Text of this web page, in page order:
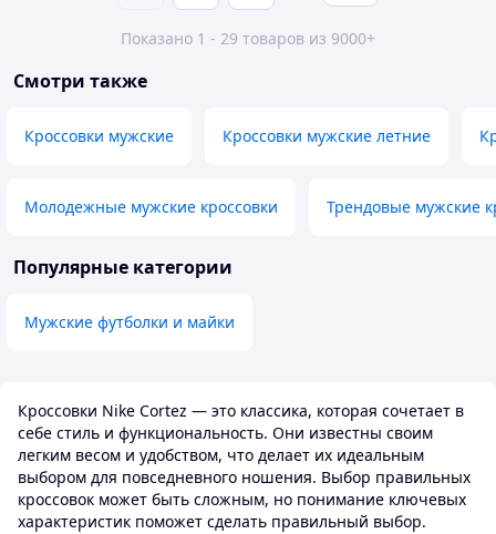
Кроссовки Nike Cortez — это классика, которая сочетает в
себе стиль и функциональность. Они известны своим
легким весом и удобством, что делает их идеальным
выбором для повседневного ношения. Выбор правильных
кроссовок может быть сложным, но понимание ключевых
характеристик поможет сделать правильный выбор.
Показано 1 - 29 товаров из 9000+
Смотри также
Кроссовки мужские Кроссовки мужские летние
Молодежные мужские кроссовки Трендовые мужские
Популярные категории
Мужские футболки и майки